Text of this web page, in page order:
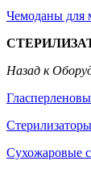
Чемоданы для
Назад к
Сухожаровые